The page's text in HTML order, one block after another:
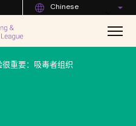
Chinese
很重要：吸毒者组织